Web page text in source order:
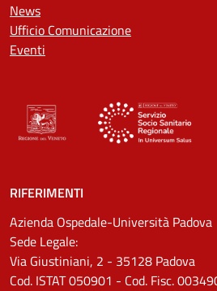
News
Ufficio Comunicazione
Eventi
RIFERIMENTI
Azienda Ospedale-Università Padova
Sede Legale:
Via Giustiniani, 2 - 35128 Padova
Cod. ISTAT 050901 - Cod. Fisc.